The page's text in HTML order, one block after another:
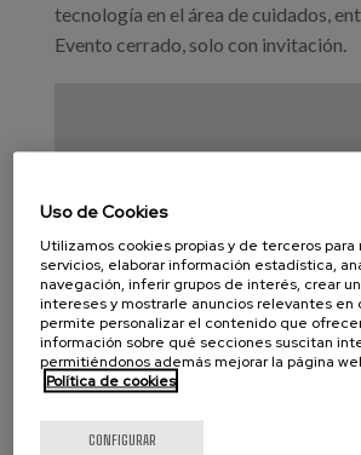
tecnología en el área de cuidados,
Evento cerrado, solo con invitación.
Contenido bloqueado
Uso de Cookies
Utilizamos cookies propias y de terceros para
servicios, elaborar información estadística,
navegación, inferir grupos de interés, crear
intereses y mostrarle anuncios relevantes en
permite personalizar el contenido que
información sobre qué secciones suscitan
permitiéndonos además mejorar la página
Política de cookies
CONFIGURAR